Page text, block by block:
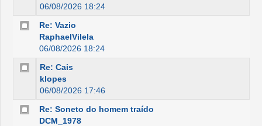
06/08/2026 18:24
Re: Vazio
RaphaelVilela
06/08/2026 18:24
Re: Cais
klopes
06/08/2026 17:46
Re: Soneto do homem traído
DCM_1978